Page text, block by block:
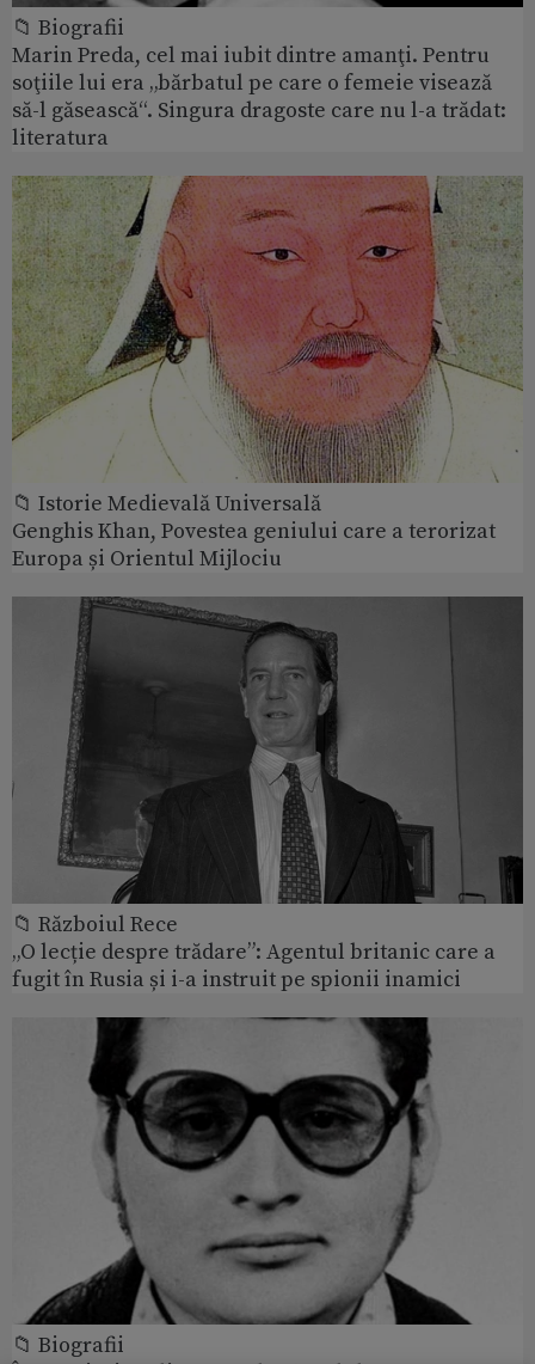
📁 Biografii
Marin Preda, cel mai iubit dintre amanţi. Pentru
soţiile lui era „bărbatul pe care o femeie visează
să-l găsească“. Singura dragoste care nu l-a trădat:
literatura
📁 Istorie Medievală Universală
Genghis Khan, Povestea geniului care a terorizat
Europa și Orientul Mijlociu
📁 Războiul Rece
„O lecție despre trădare”: Agentul britanic care a
fugit în Rusia și i-a instruit pe spionii inamici
📁 Biografii